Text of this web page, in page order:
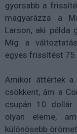
gyorsabb a
magyarázza a
Larson, aki példa
Míg a
egyes frissítést 75
Amikor áttértek a
csökkent, ám a
csupán 10
olyan eleme,
különösebb